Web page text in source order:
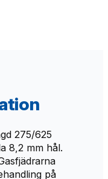
275/625
8,2 mm hål.
på